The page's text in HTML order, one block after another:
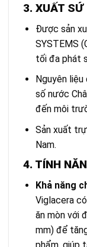
3. XUẤT SỨ
Được sản
SYSTEMS
tối đa phát
Nguyên
số nước
đến môi
Sản xuất
Nam.
4. TÍNH
Khả năng
Viglacera
ăn mòn với
mm) để